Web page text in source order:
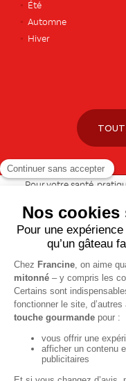
Été
Automne
Hiver
Pour votre santé,